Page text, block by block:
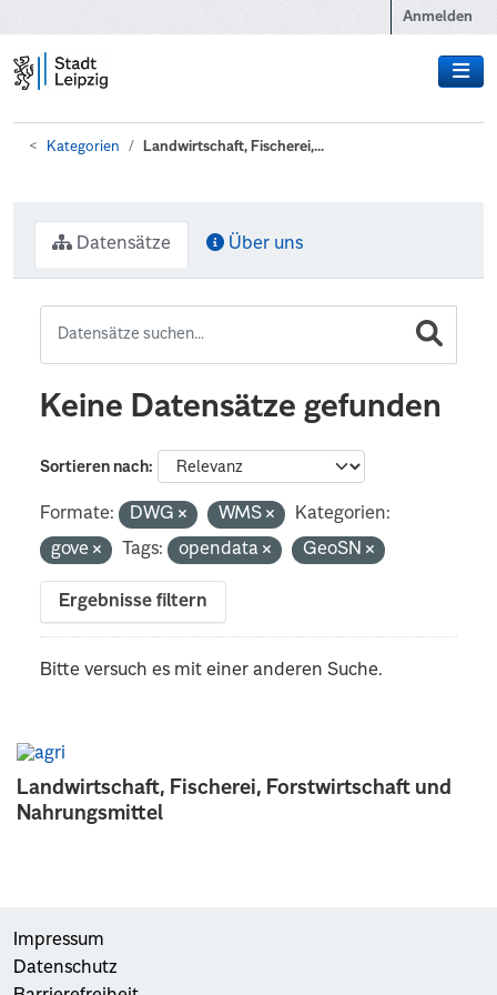
Anmelden
Kategorien Landwirtschaft, Fischerei,...
Landwirtschaft, Fischerei, Forstwirtschaft und
Nahrungsmittel
Datensätze Über uns
Keine Datensätze gefunden
Sortieren nach
Formate: DWG WMS
Kategorien:
gove
Tags: opendata GeoSN
Ergebnisse filtern
Bitte versuch es mit einer anderen Suche.
Impressum
Datenschutz